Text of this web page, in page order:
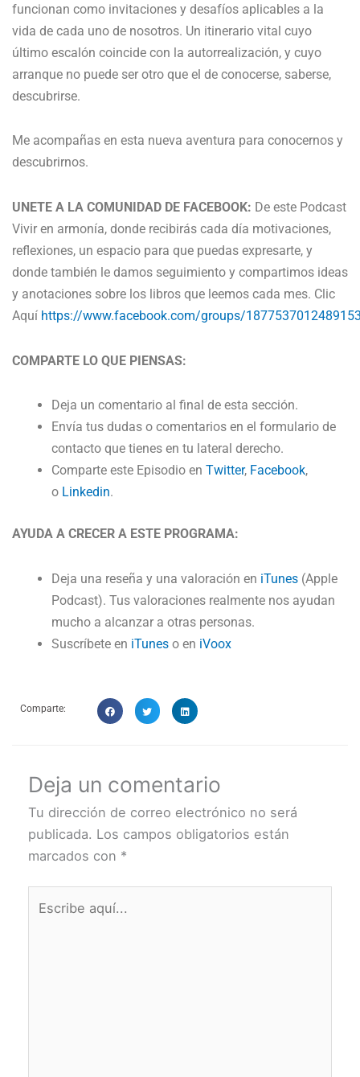
funcionan como invitaciones y desafíos aplicables a la
vida de cada uno de nosotros. Un itinerario vital cuyo
último escalón coincide con la autorrealización, y cuyo
arranque no puede ser otro que el de conocerse, saberse,
descubrirse.
Me acompañas en esta nueva aventura para conocernos y
descubrirnos.
UNETE A LA COMUNIDAD DE FACEBOOK: De este Podcast
Vivir en armonía, donde recibirás cada día motivaciones,
reflexiones, un espacio para que puedas expresarte, y
donde también le damos seguimiento y compartimos ideas
y anotaciones sobre los libros que leemos cada mes. Clic
Aquí https://www.facebook.com/groups/
COMPARTE LO QUE PIENSAS:
Deja un comentario al final de esta sección.
Envía tus dudas o comentarios en el formulario de
contacto que tienes en tu lateral derecho.
Comparte este Episodio enTwitter, Facebook,
o Linkedin.
AYUDA A CRECER A ESTE PROGRAMA:
Deja una reseña y una valoración en iTunes (Apple
Podcast). Tus valoraciones realmente nos ayudan
mucho a alcanzar a otras personas.
Suscríbete en iTunes o en iVoox
Comparte:
Deja un comentario
Tu dirección de correo electrónico no será
publicada. Los campos obligatorios están
marcados con *
aquí...